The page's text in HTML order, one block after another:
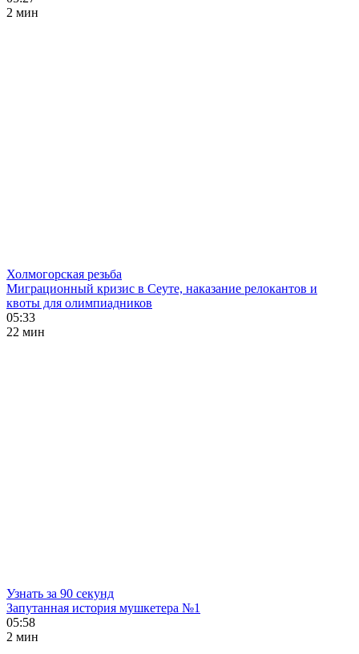
2 мин
Холмогорская резьба
Миграционный кризис в Сеуте, наказание релокантов и
квоты для олимпиадников
05:33
22 мин
Узнать за 90 секунд
Запутанная история мушкетера №1
05:58
2 мин